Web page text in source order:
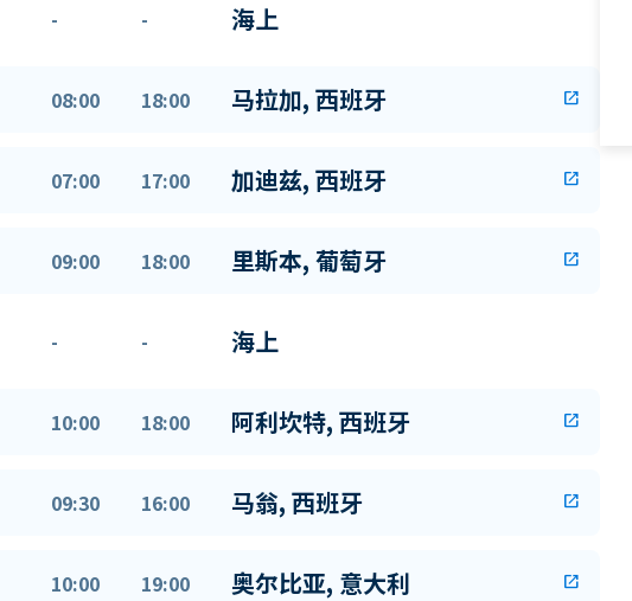
- - 海上
08:00 18:00 马拉加, 西班牙 open_in_new
07:00 17:00 加迪兹, 西班牙 open_in_new
09:00 18:00 里斯本, 葡萄牙 open_in_new
- - 海上
10:00 18:00 阿利坎特, 西班牙 open_in_new
09:30 16:00 马翁, 西班牙 open_in_new
10:00 19:00 奥尔比亚, 意大利 open_in_new